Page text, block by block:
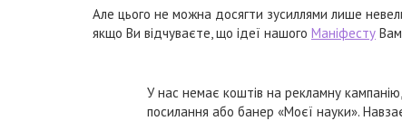
Але цього не можна досягти зусиллями лише
якщо Ви відчуваєте, що ідеї нашого Маніфесту
У нас немає коштів на рекламну
посилання або банер «Моєї науки».